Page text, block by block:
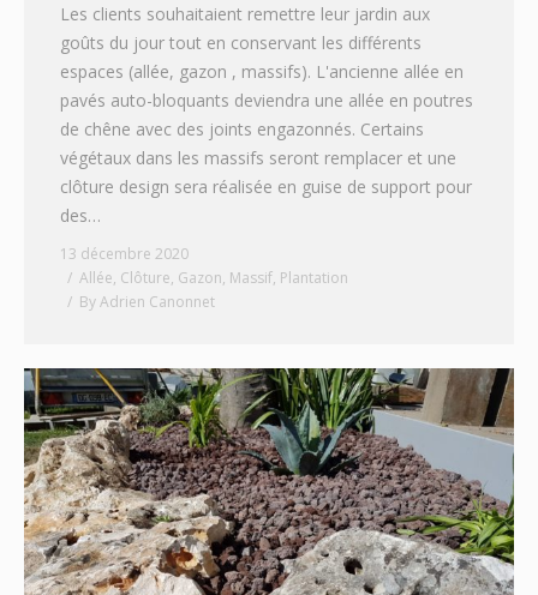
Les clients souhaitaient remettre leur jardin aux
goûts du jour tout en conservant les différents
espaces (allée, gazon , massifs). L'ancienne allée en
pavés auto-bloquants deviendra une allée en poutres
de chêne avec des joints engazonnés. Certains
végétaux dans les massifs seront remplacer et une
clôture design sera réalisée en guise de support pour
des…
13 décembre 2020
Allée, Clôture, Gazon, Massif, Plantation
ByAdrien Canonnet